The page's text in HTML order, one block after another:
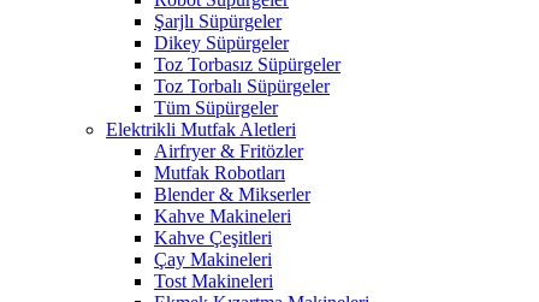
Şarjlı Süpürgeler
Dikey Süpürgeler
Toz Torbasız Süpürgeler
Toz Torbalı Süpürgeler
Tüm Süpürgeler
Elektrikli Mutfak Aletleri
Airfryer & Fritözler
Mutfak Robotları
Blender & Mikserler
Kahve Makineleri
Kahve Çeşitleri
Çay Makineleri
Tost Makineleri